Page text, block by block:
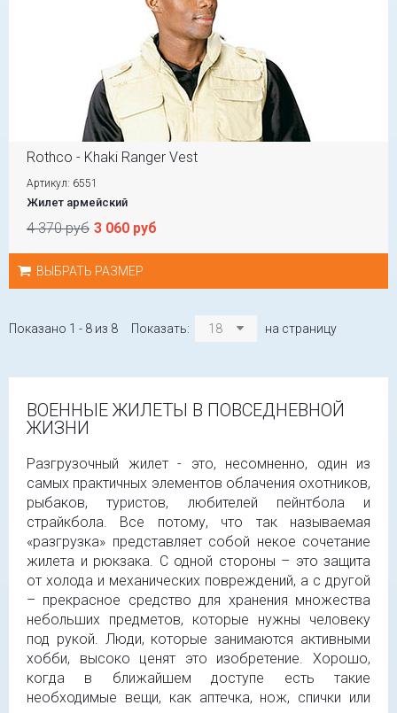
Rothco - Khaki Ranger Vest
Артикул: 6551
Жилет армейский
4 370 руб 3 060 руб
ВЫБРАТЬ РАЗМЕР
Показано 1 - 8 из 8 Показать: 18 на страницу
ВОЕННЫЕ ЖИЛЕТЫ В ПОВСЕДНЕВНОЙ
ЖИЗНИ
Разгрузочный жилет - это, несомненно, один из
самых практичных элементов облачения охотников,
рыбаков, туристов, любителей пейнтбола и
страйкбола. Все потому, что так называемая
«разгрузка» представляет собой некое сочетание
жилета и рюкзака. С одной стороны – это защита
от холода и механических повреждений, а с другой
– прекрасное средство для хранения множества
небольших предметов, которые нужны человеку
под рукой. Люди, которые занимаются активными
хобби, высоко ценят это изобретение. Хорошо,
когда в ближайшем доступе есть такие
необходимые вещи, как аптечка, нож, спички или